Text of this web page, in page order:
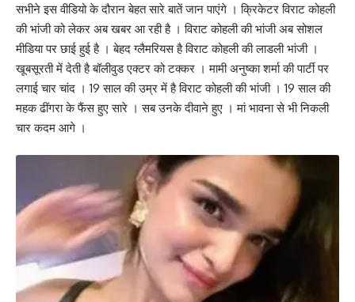
सभीने इस वीडियो के दौरान बेहत सारे बातें जान पाएंगे । क्रिकेटर विराट कोहली
की भांजी को लेकर अब खबर आ रही है । विराट कोहली की भांजी अब सोशल
मीडिया पर छाई हुई है । बेहद ग्लैमरियस है विराट कोहली की लाडली भांजी ।
खूबसूरती में देती है बॉलीवुड एक्टर को टक्कर । मामी अनुष्का शर्मा की पार्टी पर
लगाई चार चांद । 19 साल की उम्र में है विराट कोहली की भांजी । 19 साल की
महक ढींगरा के फैंस हुए सारे । सब उनके दीवाने हुए । मां भावना से भी निकली
चार कदम आगे ।